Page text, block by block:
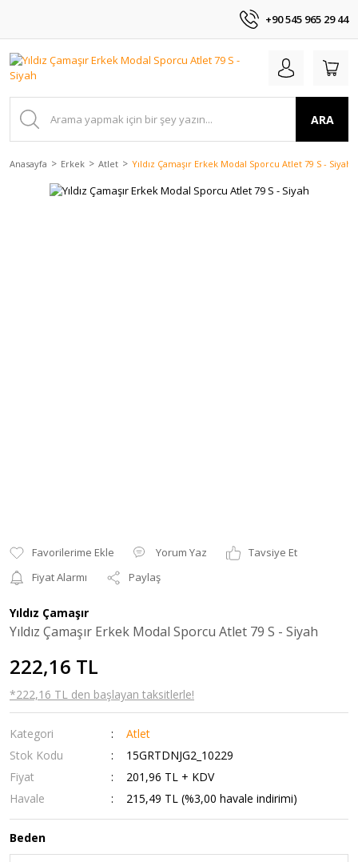
+90 545 965 29 44
ARA
Anasayfa Erkek Atlet Yıldız Çamaşır Erkek Modal Sporcu Atlet 79 S - Siyah
Yorum Yaz
Tavsiye Et
Fiyat Alarmı
Paylaş
Yıldız Çamaşır
Yıldız Çamaşır Erkek Modal Sporcu Atlet 79 S - Siyah
222,16 TL
*222,16 TL den başlayan taksitlerle!
Kategori
Atlet
Stok Kodu
15GRTDNJG2_10229
Fiyat
201,96 TL + KDV
Havale
215,49 TL (%3,00 havale indirimi)
Beden